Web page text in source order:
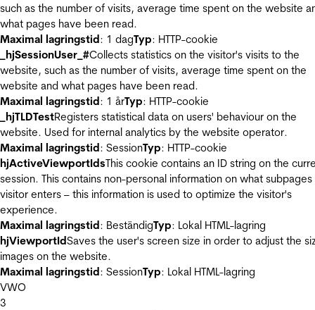
such as the number of visits, average time spent on the website
what pages have been read.
Maximal lagringstid: 1 dagTyp: HTTP-cookie
_hjSessionUser_#Collects statistics on the visitor's visits to the
website, such as the number of visits, average time spent on the
website and what pages have been read.
Maximal lagringstid: 1 årTyp: HTTP-cookie
_hjTLDTestRegisters statistical data on users' behaviour on the
website. Used for internal analytics by the website operator.
Maximal lagringstid: SessionTyp: HTTP-cookie
hjActiveViewportIdsThis cookie contains an ID string on the
session. This contains non-personal information on what
visitor enters – this information is used to optimize the visitor's
experience.
Maximal lagringstid: BeständigTyp: Lokal HTML-lagring
hjViewportIdSaves the user's screen size in order to adjust the
images on the website.
Maximal lagringstid: SessionTyp: Lokal HTML-lagring
VWO
3